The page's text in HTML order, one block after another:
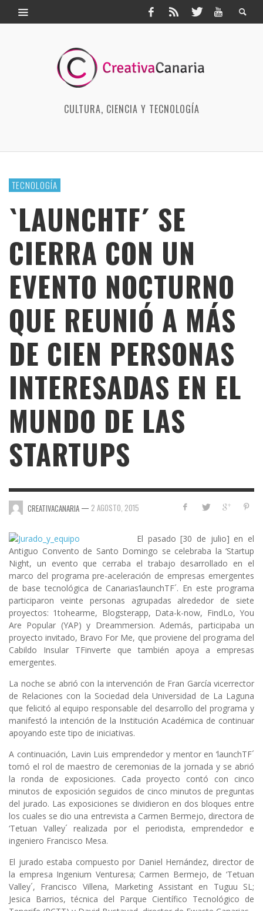
CULTURA, CIENCIA Y TECNOLOGÍA
TECNOLOGÍA
`LAUNCHTF´ SE
CIERRA CON UN
EVENTO NOCTURNO
QUE REUNIÓ A MÁS
DE CIEN PERSONAS
INTERESADAS EN EL
MUNDO DE LAS
STARTUPS
CREATIVACANARIA — 2 AGOSTO, 2015
El pasado [30 de julio] en el
Antiguo Convento de Santo Domingo se celebraba la ‘Startup
Night, un evento que cerraba el trabajo desarrollado en el
marco del programa pre-aceleración de empresas emergentes
de base tecnológica de Canarias‘launchTF´. En este programa
participaron veinte personas agrupadas alrededor de siete
proyectos: 1tohearme, Blogsterapp, Data-k-now, FindLo, You
Are Popular (YAP) y Dreammersion. Además, participaba un
proyecto invitado, Bravo For Me, que proviene del programa del
Cabildo Insular TFinverte que también apoya a empresas
emergentes.
La noche se abrió con la intervención de Fran García vicerrector
de Relaciones con la Sociedad dela Universidad de La Laguna
que felicitó al equipo responsable del desarrollo del programa y
manifestó la intención de la Institución Académica de continuar
apoyando este tipo de iniciativas.
A continuación, Lavin Luis emprendedor y mentor en ‘launchTF´
tomó el rol de maestro de ceremonias de la jornada y se abrió
la ronda de exposiciones. Cada proyecto contó con cinco
minutos de exposición seguidos de cinco minutos de preguntas
del jurado. Las exposiciones se dividieron en dos bloques entre
los cuales se dio una entrevista a Carmen Bermejo, directora de
‘Tetuan Valley´ realizada por el periodista, emprendedor e
ingeniero Francisco Mesa.
El jurado estaba compuesto por Daniel Hernández, director de
la empresa Ingenium Venturesa; Carmen Bermejo, de ‘Tetuan
Valley´, Francisco Villena, Marketing Assistant en Tuguu SL;
Jesica Barrios, técnica del Parque Científico Tecnológico de